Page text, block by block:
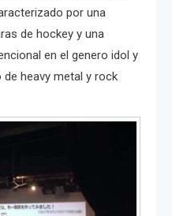
por una
de hockey y una
en el genero idol y
heavy metal y rock